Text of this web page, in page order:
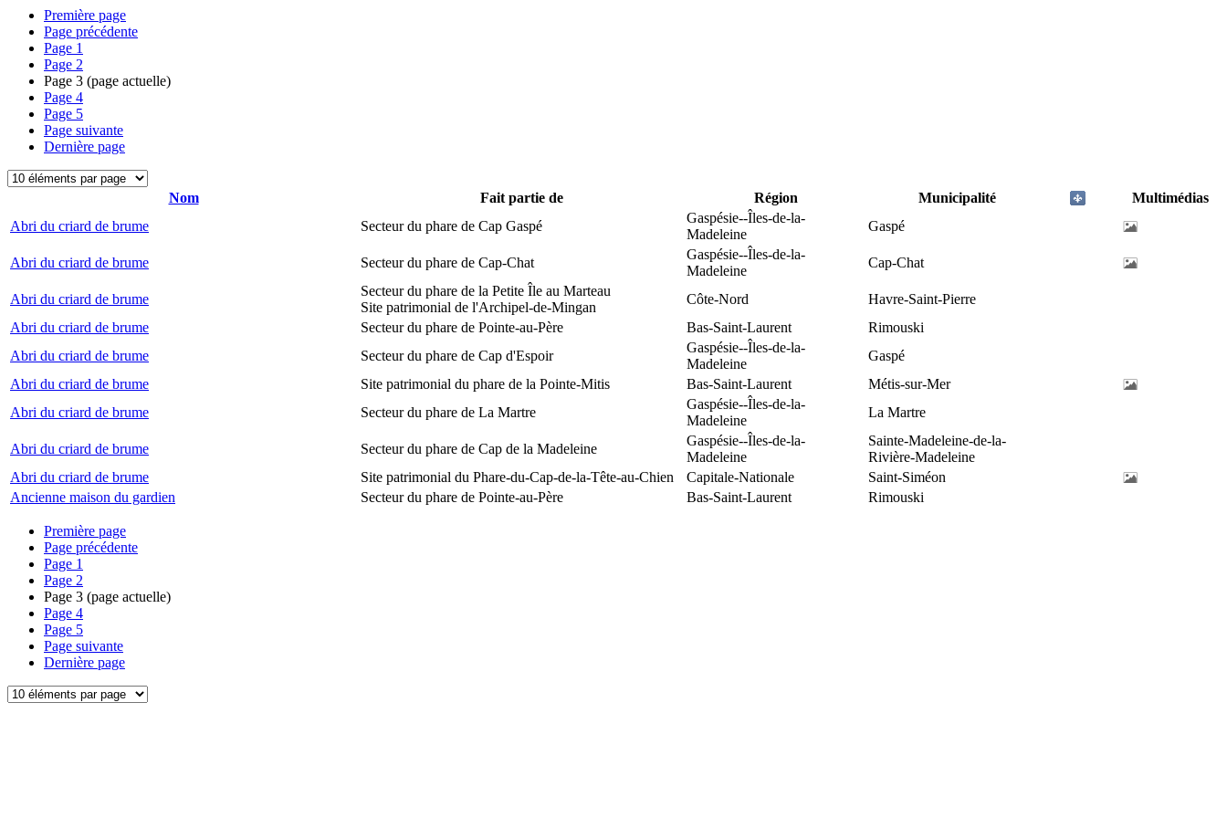
Première page
Page précédente
Page 1
Page 2
Page 3 (page actuelle)
Page 4
Page 5
Page suivante
Dernière page
Nom Fait partie de Région Municipalité
Multimédias
Abri du criard de brume
Secteur du phare de Cap Gaspé
Gaspésie--Îles-de-la-
Madeleine
Gaspé
Abri du criard de brume Secteur du phare de Cap-Chat
Gaspésie--Îles-de-la-
Madeleine
Cap-Chat
Abri du criard de brume
Secteur du phare de la Petite Île au Marteau
Site patrimonial de l'Archipel-de-Mingan
Côte-Nord
Havre-Saint-Pierre
Abri du criard de brume
Secteur du phare de Pointe-au-Père Bas-Saint-Laurent
Rimouski
Abri du criard de brume
Secteur du phare de Cap d'Espoir
Gaspésie--Îles-de-la-
Madeleine
Gaspé
Abri du criard de brume
Site patrimonial du phare de la Pointe-Mitis Bas-Saint-Laurent
Métis-sur-Mer
Abri du criard de brume
Secteur du phare de La Martre
Gaspésie--Îles-de-la-
Madeleine
La Martre
Abri du criard de brume Secteur du phare de Cap de la Madeleine
Gaspésie--Îles-de-la-
Madeleine
Sainte-Madeleine-de-la-
Rivière-Madeleine
Abri du criard de brume
Site patrimonial du Phare-du-Cap-de-la-Tête-au-Chien Capitale-Nationale
Saint-Siméon
Ancienne maison du gardien
Secteur du phare de Pointe-au-Père Bas-Saint-Laurent Rimouski
Première page
Page précédente
Page 1
Page 2
Page 3 (page actuelle)
Page 4
Page 5
Page suivante
Dernière page